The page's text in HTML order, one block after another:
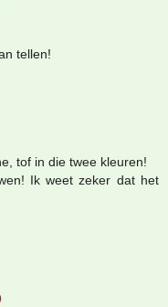
tellen!
tof in die twee kleuren!
Ik weet zeker dat het